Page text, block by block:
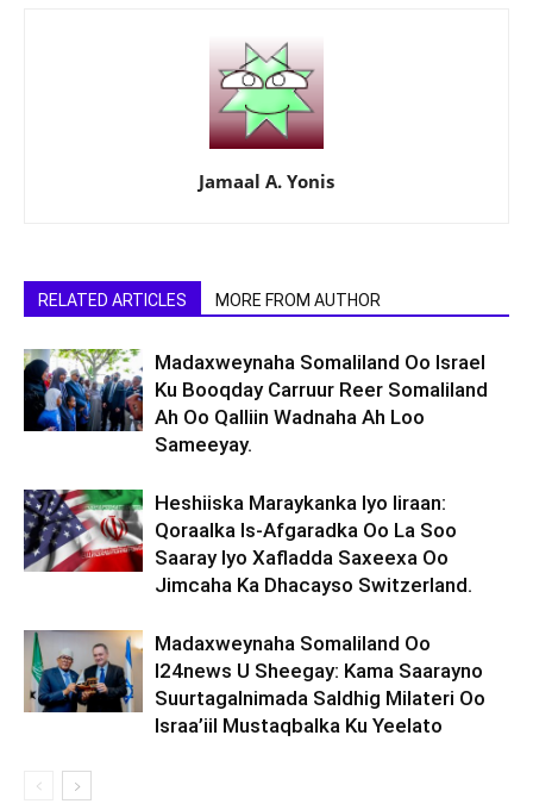
Jamaal A. Yonis
RELATED ARTICLES MORE FROM AUTHOR
Madaxweynaha Somaliland Oo Israel
Ku Booqday Carruur Reer Somaliland
Ah Oo Qalliin Wadnaha Ah Loo
Sameeyay.
Heshiiska Maraykanka Iyo Iiraan:
Qoraalka Is-Afgaradka Oo La Soo
Saaray Iyo Xafladda Saxeexa Oo
Jimcaha Ka Dhacayso Switzerland.
Madaxweynaha Somaliland Oo
I24news U Sheegay: Kama Saarayno
Suurtagalnimada Saldhig Milateri Oo
Israa’iil Mustaqbalka Ku Yeelato